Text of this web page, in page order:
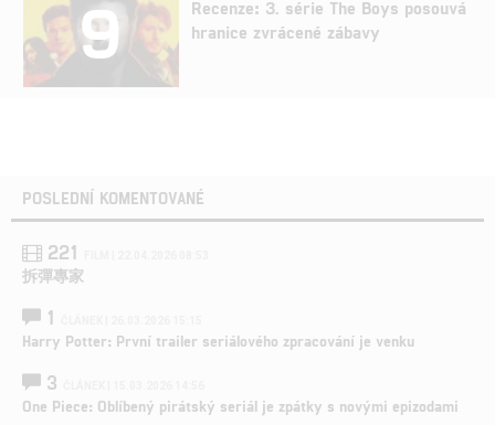
9
Recenze: 3. série The Boys posouvá
hranice zvrácené zábavy
POSLEDNÍ KOMENTOVANÉ
221
拆彈專家
1
Harry Potter: První trailer seriálového zpracování je venku
3
One Piece: Oblíbený pirátský seriál je zpátky s novými epizodami